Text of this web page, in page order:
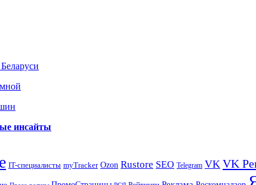
инсайты
IT-специалисты myTracker Ozon Rustore SEO Telegram VK VK